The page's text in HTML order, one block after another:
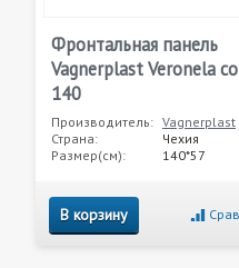
Фронтальная панель
Vagnerplast Veronela
140
Производитель: Vagnerplast
Страна:
Чехия
Размер(см):
140*57
В корзину